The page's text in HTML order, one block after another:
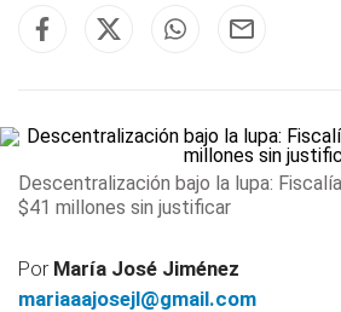
Descentralización bajo la lupa:
$41 millones sin justificar
Por María José Jiménez
mariaaajosejl@gmail.com